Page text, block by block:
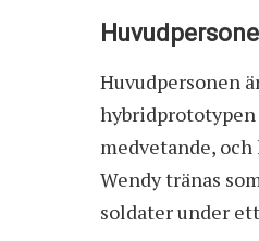
Huvudpersonen
hybridprototypen
medvetande,
Wendy tränas
soldater under